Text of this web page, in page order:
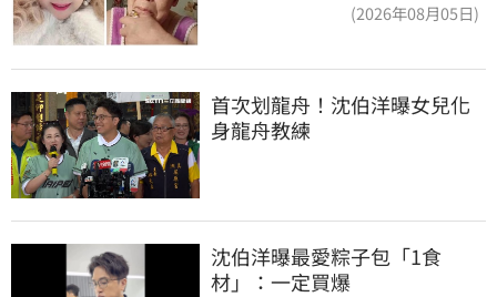
(2026年08月05日)
首次划龍舟！沈伯洋曝女兒化
身龍舟教練
沈伯洋曝最愛粽子包「1食
材」：一定買爆